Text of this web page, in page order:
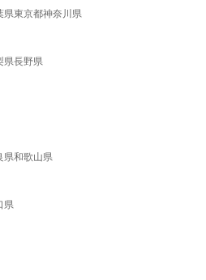
県東京都神奈川県
県長野県
県和歌山県
県